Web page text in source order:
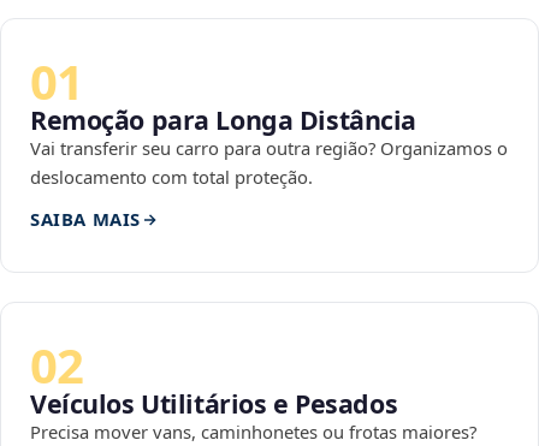
01
Remoção para Longa Distância
Vai transferir seu carro para outra região? Organizamos o
deslocamento com total proteção.
SAIBA MAIS
02
Veículos Utilitários e Pesados
Precisa mover vans, caminhonetes ou frotas maiores?